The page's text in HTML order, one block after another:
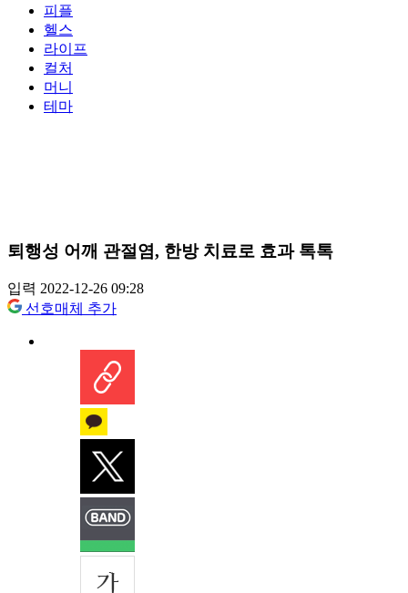
피플
헬스
라이프
컬처
머니
테마
퇴행성 어깨 관절염, 한방 치료로 효과 톡톡
입력 2022-12-26 09:28
선호매체 추가